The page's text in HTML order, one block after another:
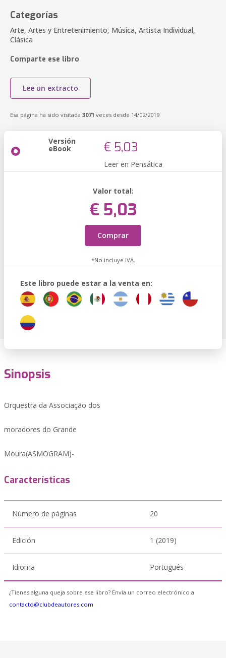
Categorías
Arte, Artes y Entretenimiento, Música, Artista Individual,
Clásica
Comparte ese libro
Lee un extracto
Esa página ha sido visitada 3071 veces desde 14/02/2019
Versión
eBook € 5,03
Leer en Pensática
Valor total:
€ 5,03
Comprar
*No incluye IVA.
Este libro puede estar a la venta en:
Sinopsis
Orquestra da Associação dos
moradores do Grande
Moura(ASMOGRAM)-
Características
Número de páginas 20
Edición 1 (2019)
Idioma Portugués
¿Tienes alguna queja sobre ese libro? Envía un correo electrónico a
contacto@clubdeautores.com